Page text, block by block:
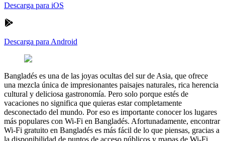
Descarga para iOS
Descarga para Android
Bangladés es una de las joyas ocultas del sur de Asia, que ofrece
una mezcla única de impresionantes paisajes naturales, rica herencia
cultural y deliciosa gastronomía. Pero solo porque estés de
vacaciones no significa que quieras estar completamente
desconectado del mundo. Por eso es importante conocer los lugares
más populares con Wi-Fi en Bangladés. Afortunadamente, encontrar
Wi-Fi gratuito en Bangladés es más fácil de lo que piensas, gracias a
la disponibilidad de puntos de acceso públicos y mapas de Wi-Fi